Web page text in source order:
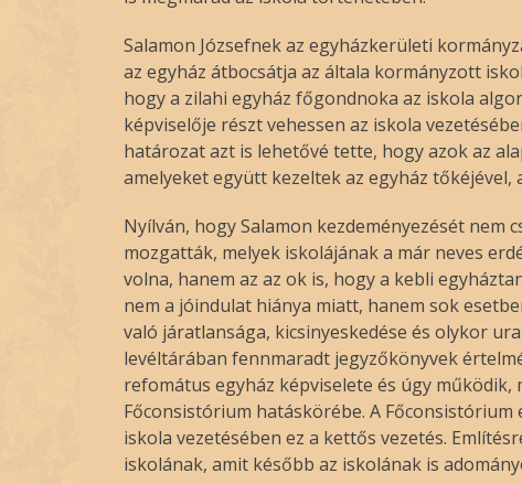
Salamon Józsefnek az egyházkerületi
az egyház átbocsátja az általa kormányzott
hogy a zilahi egyház főgondnoka az iskola
képviselője részt vehessen az iskola
határozat azt is lehetővé tette, hogy azok az
amelyeket együtt kezeltek az egyház tőkéjével,
Nyílván, hogy Salamon kezdeményezését nem
mozgatták, melyek iskolájának a már neves
volna, hanem az az ok is, hogy a kebli
nem a jóindulat hiánya miatt, hanem sok
való járatlansága, kicsinyeskedése és olykor
levéltárában fennmaradt jegyzőkönyvek
refomátus egyház képviselete és úgy
Főconsistórium hatáskörébe. A
iskola vezetésében ez a kettős vezetés.
iskolának, amit később az iskolának is